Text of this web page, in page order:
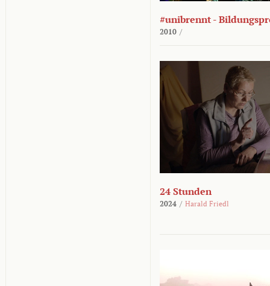
#unibrennt -
2010 /
24 Stunden
2024 / Harald Friedl